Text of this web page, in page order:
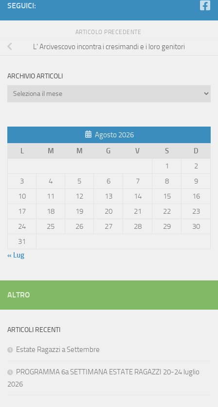
SEGUICI:
ARTICOLO PRECEDENTE
L’ Arcivescovo incontra i cresimandi e i loro genitori
ARCHIVIO ARTICOLI
Archivio
Agosto 2026
L
M M G V S
D
1
2
3
4 5 6 7 8
9
10
11 12 13 14 15
16
17
18 19 20 21 22
23
24
25 26 27 28 29
30
31
« Lug
ALTRO
ARTICOLI RECENTI
Estate Ragazzi a Settembre
PROGRAMMA 6a SETTIMANA ESTATE RAGAZZI 20-24 luglio
2026